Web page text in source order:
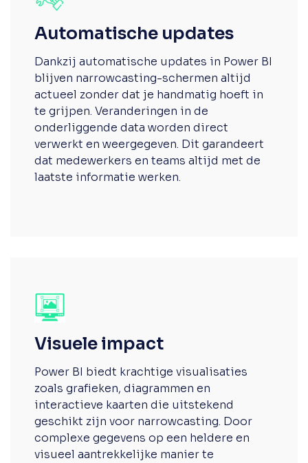
Automatische updates
Dankzij automatische updates in Power BI
blijven narrowcasting-schermen altijd
actueel zonder dat je handmatig hoeft in
te grijpen. Veranderingen in de
onderliggende data worden direct
verwerkt en weergegeven. Dit garandeert
dat medewerkers en teams altijd met de
laatste informatie werken.
Visuele impact
Power BI biedt krachtige visualisaties
zoals grafieken, diagrammen en
interactieve kaarten die uitstekend
geschikt zijn voor narrowcasting. Door
complexe gegevens op een heldere en
visueel aantrekkelijke manier te